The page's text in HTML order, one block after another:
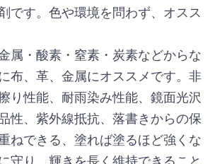
です。色や環境を問わず、オスス
属・酸素・窒素・炭素などからな
布、革、金属にオススメです。非
り性能、耐雨染み性能、鏡面光沢
性、紫外線抵抗、落書きからの保
ねできる、塗れば塗るほど強くな
守り、輝きを長く維持できること